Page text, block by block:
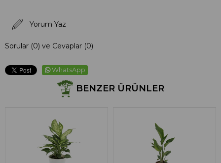
Yorum Yaz
Sorular (0) ve Cevaplar (0)
WhatsApp
BENZER ÜRÜNLER